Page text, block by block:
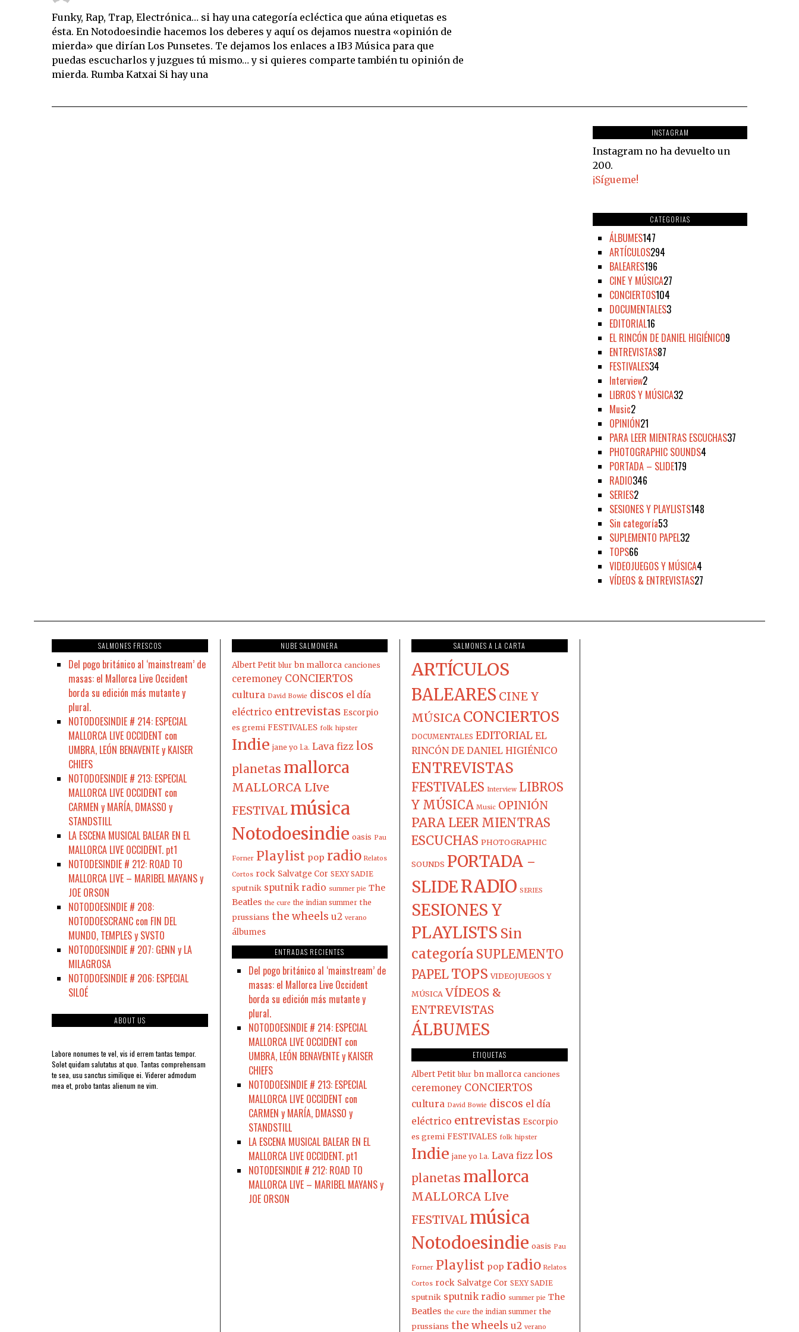
Funky, Rap, Trap, Electrónica… si hay una categoría ecléctica que aúna etiquetas es
ésta. En Notodoesindie hacemos los deberes y aquí os dejamos nuestra «opinión de
mierda» que dirían Los Punsetes. Te dejamos los enlaces a IB3 Música para que
puedas escucharlos y juzgues tú mismo… y si quieres comparte también tu opinión de
mierda. Rumba Katxai Si hay una
INSTAGRAM
Instagram no ha devuelto un
200.
¡Sígueme!
CATEGORIAS
ÁLBUMES147
ARTÍCULOS294
BALEARES196
CINE Y MÚSICA27
CONCIERTOS104
DOCUMENTALES3
EDITORIAL16
EL RINCÓN DE DANIEL HIGIÉNICO9
ENTREVISTAS87
FESTIVALES34
Interview2
LIBROS Y MÚSICA32
Music2
OPINIÓN21
PARA LEER MIENTRAS ESCUCHAS37
PHOTOGRAPHIC SOUNDS4
PORTADA – SLIDE179
RADIO346
SERIES2
SESIONES Y PLAYLISTS148
Sin categoría53
SUPLEMENTO PAPEL32
TOPS66
VIDEOJUEGOS Y MÚSICA4
VÍDEOS & ENTREVISTAS27
SALMONES FRESCOS
Del pogo británico al ‘mainstream’ de
masas: el Mallorca Live Occident
borda su edición más mutante y
plural.
NOTODOESINDIE # 214: ESPECIAL
MALLORCA LIVE OCCIDENT con
UMBRA, LEÓN BENAVENTE y KAISER
CHIEFS
NOTODOESINDIE # 213: ESPECIAL
MALLORCA LIVE OCCIDENT con
CARMEN y MARÍA, DMASSO y
STANDSTILL
LA ESCENA MUSICAL BALEAR EN EL
MALLORCA LIVE OCCIDENT. pt1
NOTODESINDIE # 212: ROAD TO
MALLORCA LIVE – MARIBEL MAYANS y
JOE ORSON
NOTODOESINDIE # 208:
NOTODOESCRANC con FIN DEL
MUNDO, TEMPLES y SVSTO
NOTODOESINDIE # 207: GENN y LA
MILAGROSA
NOTODOESINDIE # 206: ESPECIAL
SILOÉ
ABOUT US
Labore nonumes te vel, vis id errem tantas tempor.
Solet quidam salutatus at quo. Tantas comprehensam
te sea, usu sanctus similique ei. Viderer admodum
mea et, probo tantas alienum ne vim.
NUBE SALMONERA
Albert Petit blur bn mallorca canciones
ceremoney CONCIERTOS
cultura David Bowie discos el día
eléctrico entrevistas Escorpio
es gremi FESTIVALES folk hipster
Indie jane yo l.a. Lava fizz los
planetas mallorca
MALLORCA LIve
FESTIVAL música
Notodoesindie oasis Pau
Forner Playlist pop radio Relatos
Cortos rock Salvatge Cor SEXY SADIE
sputnik sputnik radio summer pie The
Beatles the cure the indian summer the
prussians the wheels u2 verano
álbumes
ENTRADAS RECIENTES
Del pogo británico al ‘mainstream’ de
masas: el Mallorca Live Occident
borda su edición más mutante y
plural.
NOTODOESINDIE # 214: ESPECIAL
MALLORCA LIVE OCCIDENT con
UMBRA, LEÓN BENAVENTE y KAISER
CHIEFS
NOTODOESINDIE # 213: ESPECIAL
MALLORCA LIVE OCCIDENT con
CARMEN y MARÍA, DMASSO y
STANDSTILL
LA ESCENA MUSICAL BALEAR EN EL
MALLORCA LIVE OCCIDENT. pt1
NOTODESINDIE # 212: ROAD TO
MALLORCA LIVE – MARIBEL MAYANS y
JOE ORSON
SALMONES A LA CARTA
ARTÍCULOS
BALEARES CINE Y
MÚSICA CONCIERTOS
DOCUMENTALES EDITORIAL EL
RINCÓN DE DANIEL HIGIÉNICO
ENTREVISTAS
FESTIVALES Interview LIBROS
Y MÚSICA Music OPINIÓN
PARA LEER MIENTRAS
ESCUCHAS PHOTOGRAPHIC
SOUNDS PORTADA -
SLIDERADIO SERIES
SESIONES Y
PLAYLISTS Sin
categoría SUPLEMENTO
PAPEL TOPS VIDEOJUEGOS Y
MÚSICA VÍDEOS &
ENTREVISTAS
ÁLBUMES
ETIQUETAS
Albert Petit blur bn mallorca canciones
ceremoney CONCIERTOS
cultura David Bowie discos el día
eléctrico entrevistas Escorpio
es gremi FESTIVALES folk hipster
Indie jane yo l.a. Lava fizz los
planetas mallorca
MALLORCA LIve
FESTIVAL música
Notodoesindie oasis Pau
Forner Playlist pop radio Relatos
Cortos rock Salvatge Cor SEXY SADIE
sputnik sputnik radio summer pie The
Beatles the cure the indian summer the
prussians the wheels u2 verano